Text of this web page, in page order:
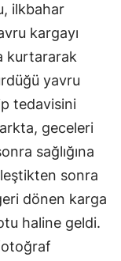
Burdur
Bursa
Çanakkale
Çankırı
Çorum
Denizli
Diyarbakır
Edirne
ilkbahar
kargayı
kurtararak
yavru
tedavisini
geceleri
sağlığına
sonra
dönen karga
haline geldi.